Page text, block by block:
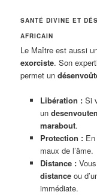
SANTÉ DIVINE ET
AFRICAIN
Le Maître est aussi
exorciste. Son
permet un
Libération :Si
un
marabout.
Protection :En
maux de l’âme.
Distance :Vous
distanceou
immédiate.